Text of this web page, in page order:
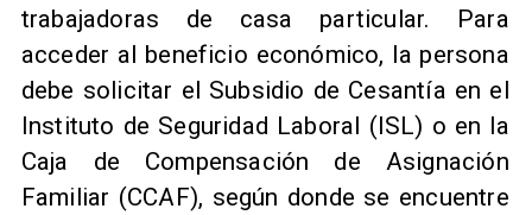
trabajadoras de casa particular. Para
acceder al beneficio económico, la persona
debe solicitar el Subsidio de Cesantía en el
Instituto de Seguridad Laboral (ISL) o en la
Caja de Compensación de Asignación
Familiar (CCAF), según donde se encuentre